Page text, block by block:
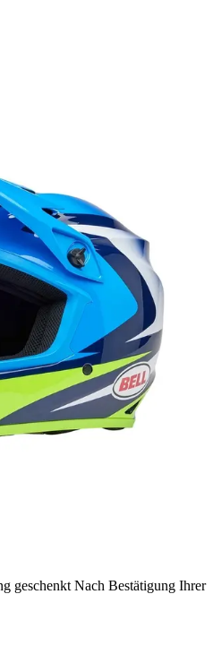
geschenkt Nach Bestätigung Ihrer